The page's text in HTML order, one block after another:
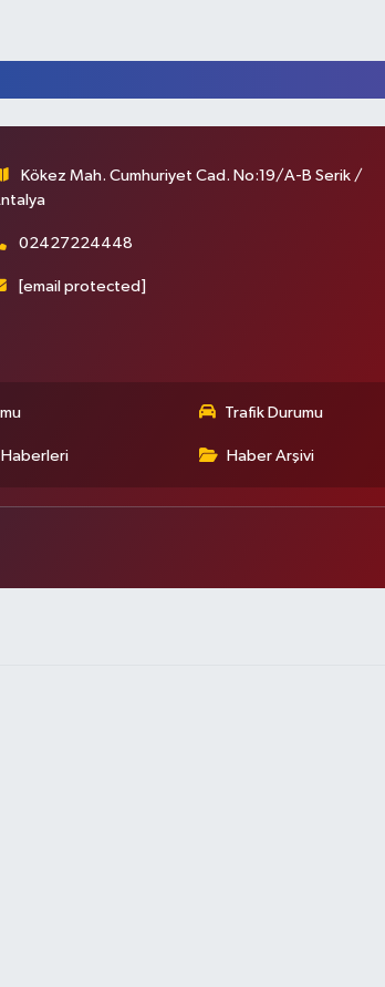
Kökez Mah. Cumhuriyet Cad. No:19/A-B Serik /
02427224448
[email protected]
Trafik Durumu
Haberleri Haber Arşivi